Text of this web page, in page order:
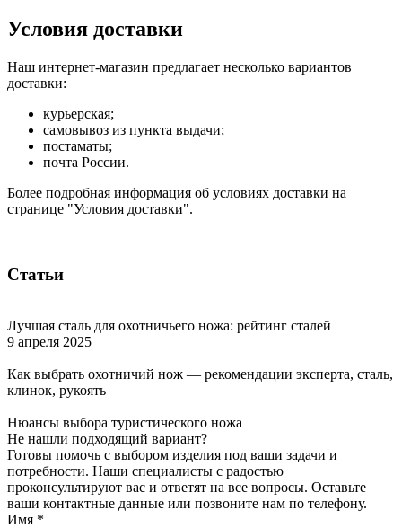
Условия доставки
Наш интернет-магазин предлагает несколько вариантов
доставки:
курьерская;
самовывоз из пункта выдачи;
постаматы;
почта России.
Более подробная информация об условиях доставки на
странице "Условия доставки".
Статьи
Лучшая сталь для охотничьего ножа: рейтинг сталей
9 апреля 2025
Как выбрать охотничий нож — рекомендации эксперта, сталь,
клинок, рукоять
Нюансы выбора туристического ножа
Не нашли подходящий вариант?
Готовы помочь с выбором изделия под ваши задачи и
потребности. Наши специалисты с радостью
проконсультируют вас и ответят на все вопросы. Оставьте
ваши контактные данные или позвоните нам по телефону.
Имя *